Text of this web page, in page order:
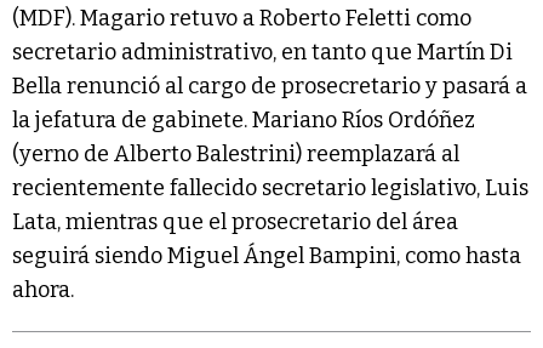
(MDF). Magario retuvo a Roberto Feletti como
secretario administrativo, en tanto que Martín Di
Bella renunció al cargo de prosecretario y pasará a
la jefatura de gabinete. Mariano Ríos Ordóñez
(yerno de Alberto Balestrini) reemplazará al
recientemente fallecido secretario legislativo, Luis
Lata, mientras que el prosecretario del área
seguirá siendo Miguel Ángel Bampini, como hasta
ahora.